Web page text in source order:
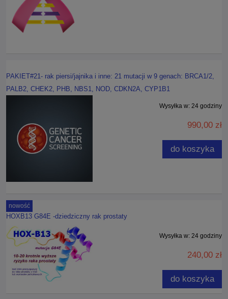
PAKIET#21- rak piersi/jajnika i inne: 21 mutacji w 9 genach: BRCA1/2,
PALB2, CHEK2, PHB, NBS1, NOD, CDKN2A, CYP1B1
Wysyłka w: 24 godziny
990,00 zł
do koszyka
HOXB13 G84E -dziedziczny rak prostaty
Wysyłka w: 24 godziny
240,00 zł
do koszyka
nowość